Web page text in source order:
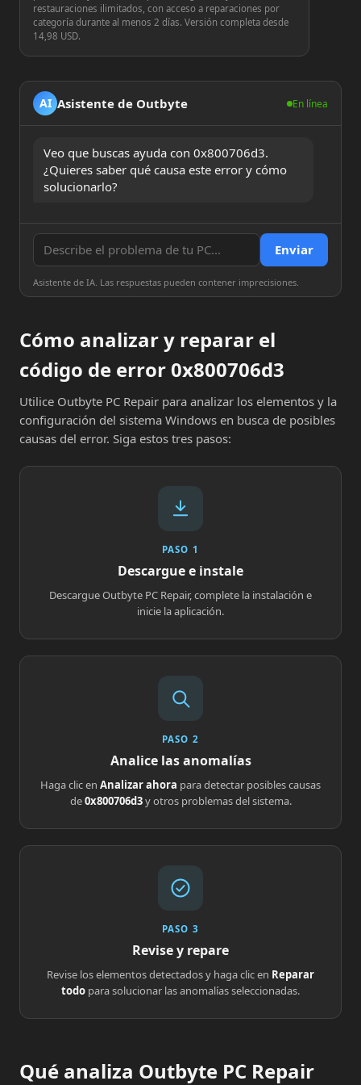
restauraciones ilimitados, con acceso a reparaciones por
categoría durante al menos 2 días. Versión completa desde
14,98 USD.
AI Asistente de Outbyte En línea
Veo que buscas ayuda con 0x800706d3.
¿Quieres saber qué causa este error y cómo
solucionarlo?
Enviar
Asistente de IA. Las respuestas pueden contener imprecisiones.
Cómo analizar y reparar el
código de error 0x800706d3
Utilice Outbyte PC Repair para analizar los elementos y la
configuración del sistema Windows en busca de posibles
causas del error. Siga estos tres pasos:
PASO 1
Descargue e instale
Descargue Outbyte PC Repair, complete la instalación e
inicie la aplicación.
PASO 2
Analice las anomalías
Haga clic en Analizar ahora para detectar posibles causas
de0x800706d3y otros problemas del sistema.
PASO 3
Revise y repare
Revise los elementos detectados y haga clic en Reparar
todo para solucionar las anomalías seleccionadas.
Qué analiza Outbyte PC Repair